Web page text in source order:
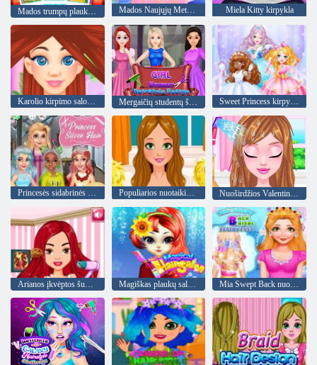
Mados Naujųjų Metų Naujos Šukuosenos Miela Kitty kirpykla
Karolio kirpimo salonas Mergaičių studentų šukuosenų dizainas Sweet Princess kirpykla
Princesės sidabrinės šukuosenos Populiarios nuotaikingos šukuosenos Nuoširdžios Valentino dienos šukuosenos
Magiškas plaukų salonas